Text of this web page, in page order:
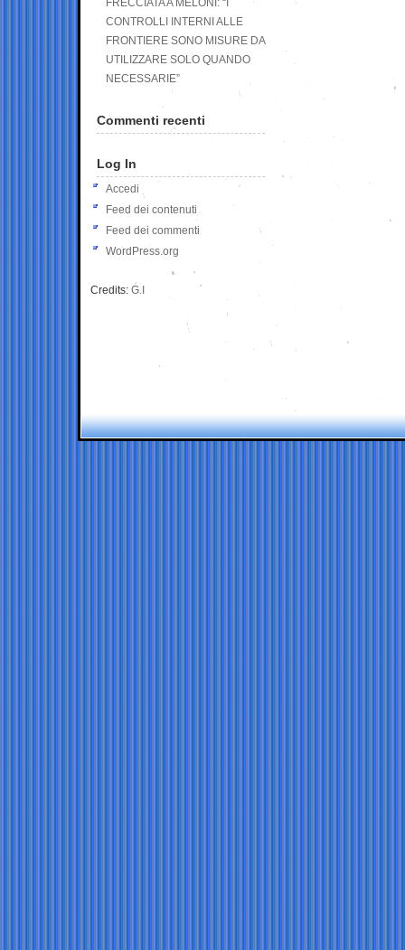
FRECCIATA A MELONI: “I
CONTROLLI INTERNI ALLE
FRONTIERE SONO MISURE DA
UTILIZZARE SOLO QUANDO
NECESSARIE”
Commenti recenti
Log In
Accedi
Feed dei contenuti
Feed dei commenti
WordPress.org
Credits: G.I